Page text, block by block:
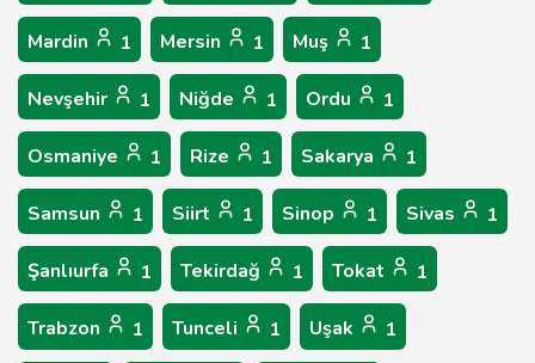
Mardin 1 Mersin 1 Muş 1
Nevşehir 1 Niğde 1 Ordu 1
Osmaniye 1 Rize 1 Sakarya 1
Samsun 1 Siirt 1 Sinop 1 Sivas 1
Şanlıurfa 1 Tekirdağ 1 Tokat 1
Trabzon 1 Tunceli 1 Uşak 1